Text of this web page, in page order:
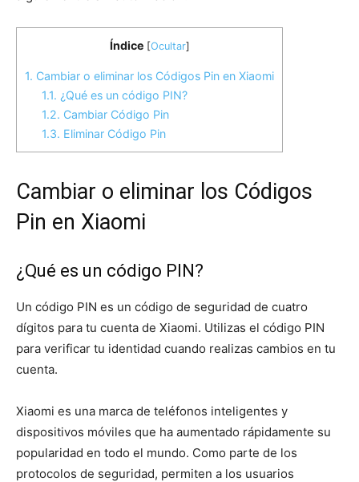
Índice [Ocultar]
1. Cambiar o eliminar los Códigos Pin en Xiaomi
1.1. ¿Qué es un código PIN?
1.2. Cambiar Código Pin
1.3. Eliminar Código Pin
Cambiar o eliminar los Códigos
Pin en Xiaomi
¿Qué es un código PIN?
Un código PIN es un código de seguridad de cuatro
dígitos para tu cuenta de Xiaomi. Utilizas el código PIN
para verificar tu identidad cuando realizas cambios en tu
cuenta.
Xiaomi es una marca de teléfonos inteligentes y
dispositivos móviles que ha aumentado rápidamente su
popularidad en todo el mundo. Como parte de los
protocolos de seguridad, permiten a los usuarios